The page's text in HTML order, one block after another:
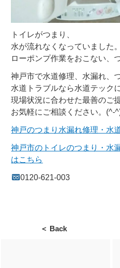
トイレがつまり、
水が流れなくなっていました。
ローポンプ作業をおこない、
神戸市で水道修理、水漏れ、
水道トラブルなら水道テック
現場状況に合わせた最善のご
お気軽にご相談ください。(^-
神戸のつまり水漏れ修理・水
神戸市のトイレのつまり・水
はこちら
0120-621-003
＜ Back